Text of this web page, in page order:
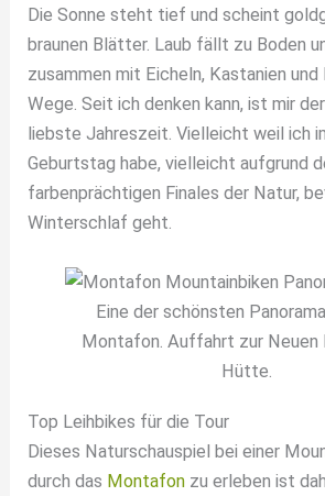
Die Sonne steht tief und scheint
braunen Blätter. Laub fällt zu Boden
zusammen mit Eicheln, Kastanien und
Wege. Seit ich denken kann, ist mir
liebste Jahreszeit. Vielleicht weil ich
Geburtstag habe, vielleicht aufgrund
farbenprächtigen Finales der Natur,
Winterschlaf geht.
Eine der schönsten
Montafon. Auffahrt zur Neuen
Hütte.
Top Leihbikes für die Tour
Dieses Naturschauspiel bei einer
durch das Montafon zu erleben ist